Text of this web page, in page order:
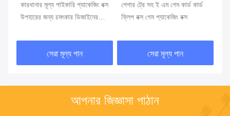
কারখানার মূল্য পাইকারি প্যাকেজিং বক্স
উপহারের জন্য চমৎকার ডিজাইনের
সেরা মূল্য পান
পেপার ট্রে সহ ই এম গেম কার্ড কার্ড
ফ্লিপ বক্স গেম প্যাকেজিং বক্স
সেরা মূল্য পান
আপনার জিজ্ঞাসা পাঠান